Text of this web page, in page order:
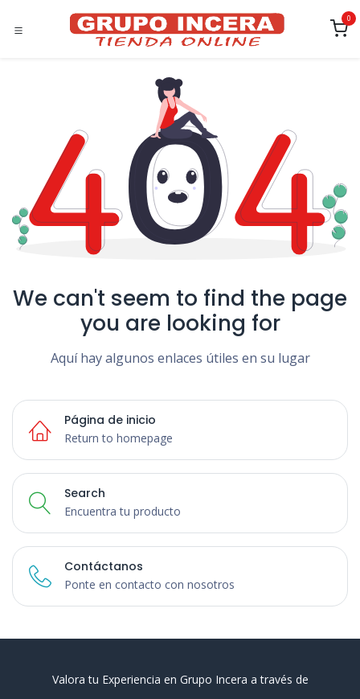
0
We can't seem to find the page
you are looking for
Aquí hay algunos enlaces útiles en su lugar
Página de inicio
Return to homepage
Search
Encuentra tu producto
Contáctanos
Ponte en contacto con nosotros
Valora tu Experiencia en Grupo Incera a través de